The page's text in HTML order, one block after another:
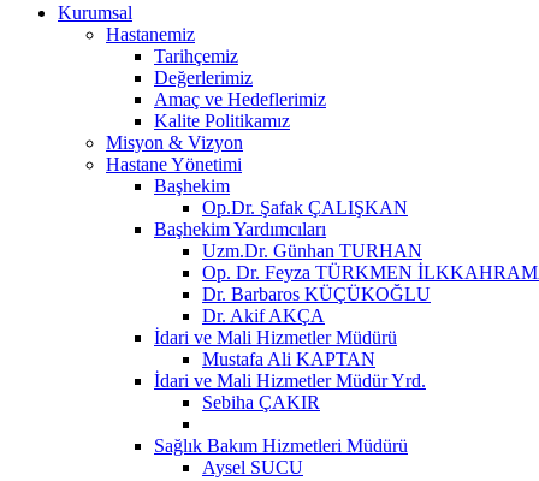
Kurumsal
Hastanemiz
Tarihçemiz
Değerlerimiz
Amaç ve Hedeflerimiz
Kalite Politikamız
Misyon & Vizyon
Hastane Yönetimi
Başhekim
Op.Dr. Şafak ÇALIŞKAN
Başhekim Yardımcıları
Uzm.Dr. Günhan TURHAN
Op. Dr. Feyza TÜRKMEN
Dr. Barbaros KÜÇÜKOĞLU
Dr. Akif AKÇA
İdari ve Mali Hizmetler Müdürü
Mustafa Ali KAPTAN
İdari ve Mali Hizmetler Müdür Yrd.
Sebiha ÇAKIR
Sağlık Bakım Hizmetleri Müdürü
Aysel SUCU